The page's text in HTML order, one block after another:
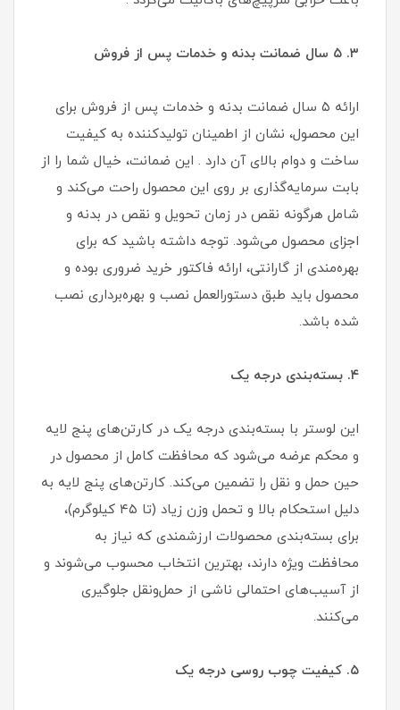
۳. ۵ سال ضمانت بدنه و خدمات پس از فروش
ارائه ۵ سال ضمانت بدنه و خدمات پس از فروش برای
این محصول، نشان از اطمینان تولیدکننده به کیفیت
ساخت و دوام بالای آن دارد . این ضمانت، خیال شما را از
بابت سرمایه‌گذاری بر روی این محصول راحت می‌کند و
شامل هرگونه نقص در زمان تحویل و نقص در بدنه و
اجزای محصول می‌شود. توجه داشته باشید که برای
بهره‌مندی از گارانتی، ارائه فاکتور خرید ضروری بوده و
محصول باید طبق دستورالعمل نصب و بهره‌برداری نصب
شده باشد.
۴. بسته‌بندی درجه یک
این لوستر با بسته‌بندی درجه یک در کارتن‌های پنج لایه
و محکم عرضه می‌شود که محافظت کامل از محصول در
حین حمل و نقل را تضمین می‌کند. کارتن‌های پنج لایه به
دلیل استحکام بالا و تحمل وزن زیاد (تا ۴۵ کیلوگرم)،
برای بسته‌بندی محصولات ارزشمندی که نیاز به
محافظت ویژه دارند، بهترین انتخاب محسوب می‌شوند و
از آسیب‌های احتمالی ناشی از حمل‌ونقل جلوگیری
می‌کنند.
۵. کیفیت چوب روسی درجه یک